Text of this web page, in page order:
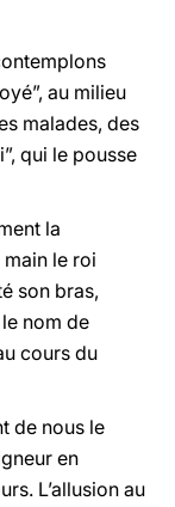
au milieu
malades, des
qui le pousse
la
le roi
son bras,
nom de
cours du
de nous le
en
L’allusion au